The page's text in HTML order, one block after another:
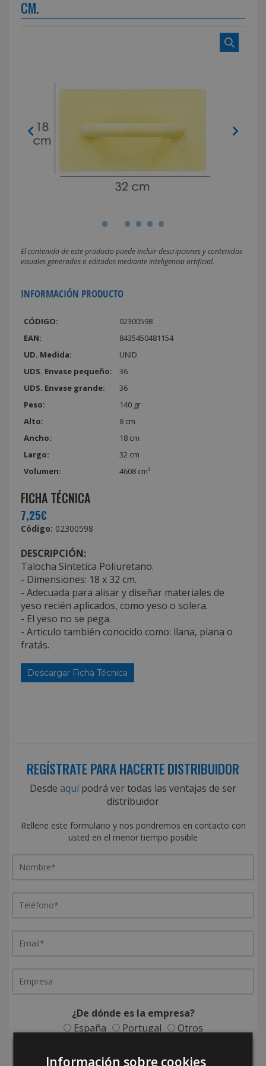
CM.
El contenido de este producto puede incluir descripciones y contenidos
visuales generados o editados mediante inteligencia artificial.
INFORMACIÓN PRODUCTO
CÓDIGO:
02300598
EAN:
8435450481154
UD. Medida:
UNID
UDS. Envase pequeño:
36
UDS. Envase grande:
36
Peso:
140 gr
Alto:
8 cm
Ancho:
18 cm
Largo:
32 cm
Volumen:
4608 cm³
FICHA TÉCNICA
7,25€
Código: 02300598
DESCRIPCIÓN:
Talocha Sintetica Poliuretano.
- Dimensiones: 18 x 32 cm.
- Adecuada para alisar y diseñar materiales de
yeso recién aplicados, como yeso o solera.
- El yeso no se pega.
- Articulo también conocido como: llana, plana o
fratás.
Descargar Ficha Técnica
REGÍSTRATE PARA HACERTE DISTRIBUIDOR
Desde aquípodrá ver todas las ventajas de ser
distribuidor
Rellene este formulario y nos pondremos en contacto con
usted en el menor tiempo posible
¿De dónde es la empresa?
España
Portugal Otros
Información sobre cookies